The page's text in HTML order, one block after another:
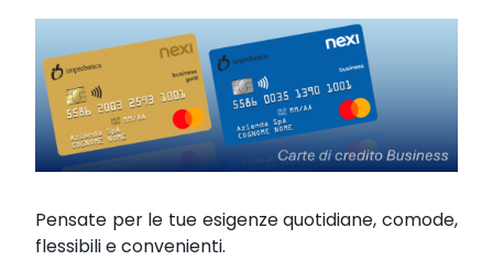
Pensate per le tue esigenze quotidiane, comode,
flessibili e convenienti.